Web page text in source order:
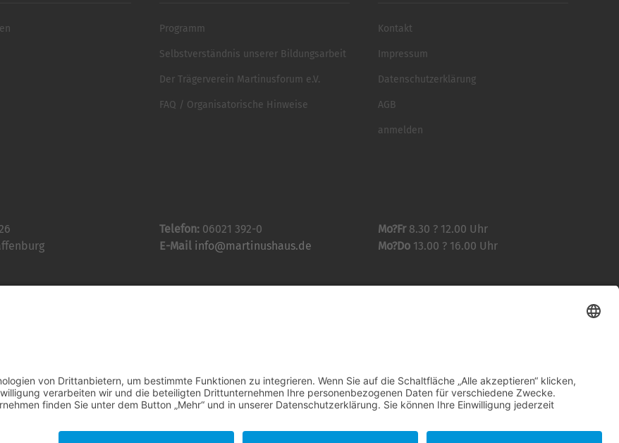
Programm
Selbstverständnis unserer Bildungsarbeit
Der Trägerverein Martinusforum e.V.
FAQ / Organisatorische Hinweise
Kontakt
Impressum
Datenschutzerklärung
AGB
anmelden
Telefon: 06021 392-0
E-Mail info@martinushaus.de
Mo?Fr 8.30 ? 12.00 Uhr
Mo?Do 13.00 ? 16.00 Uhr